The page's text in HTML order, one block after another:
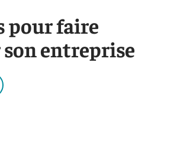
pour faire
entreprise